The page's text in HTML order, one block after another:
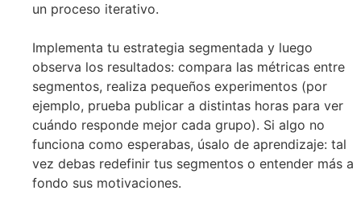
un proceso iterativo.
Implementa tu estrategia segmentada y luego
observa los resultados: compara las métricas entre
segmentos, realiza pequeños experimentos (por
ejemplo, prueba publicar a distintas horas para ver
cuándo responde mejor cada grupo). Si algo no
funciona como esperabas, úsalo de aprendizaje: tal
vez debas redefinir tus segmentos o entender más a
fondo sus motivaciones.